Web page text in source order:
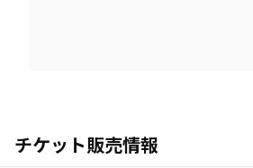
チケット販売情報